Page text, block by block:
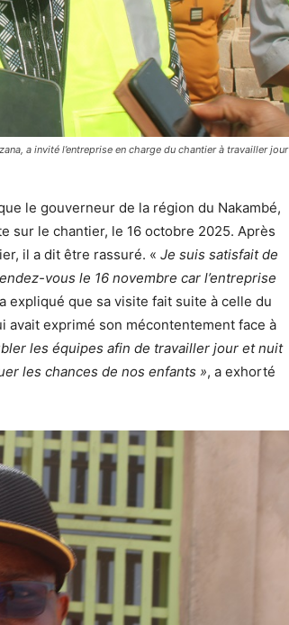
a invité l’entreprise en charge du chantier à travailler jour
le gouverneur de la région du Nakambé,
sur le chantier, le 16 octobre 2025. Après
il a dit être rassuré. « Je suis satisfait de
vous le 16 novembre car l’entreprise
expliqué que sa visite fait suite à celle du
exprimé son mécontentement face à
les équipes afin de travailler jour et nuit
les chances de nos enfants », a exhorté